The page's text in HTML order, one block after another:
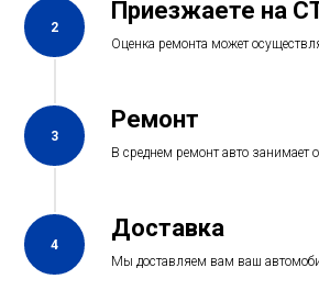
2
Приезжаете на
Оценка ремонта может
3
Ремонт
В среднем ремонт авто занимает
4
Доставка
Мы доставляем вам ваш